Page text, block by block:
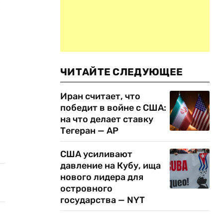
ЧИТАЙТЕ СЛЕДУЮЩЕЕ
Иран считает, что
победит в войне с США:
на что делает ставку
Тегеран — AP
США усиливают
давление на Кубу, ища
нового лидера для
островного
государства — NYT